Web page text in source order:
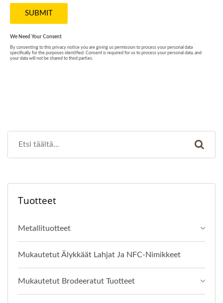
Tuotteet
Metallituotteet
Mukautetut Älykkäät Lahjat Ja NFC-Nimikkeet
Mukautetut Brodeeratut Tuotteet